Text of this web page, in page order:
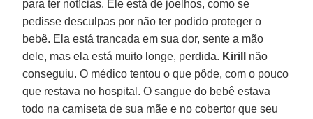
para ter notícias. Ele está de joelhos, como se
pedisse desculpas por não ter podido proteger o
bebê. Ela está trancada em sua dor, sente a mão
dele, mas ela está muito longe, perdida. Kirill
não
conseguiu. O médico tentou o que pôde, com o pouco
que restava no hospital. O sangue do bebê estava
todo na camiseta de sua mãe e no cobertor que seu